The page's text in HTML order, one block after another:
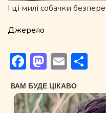
І ці милі собачки
Джерело
Facebook
Email